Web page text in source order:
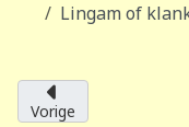
Lingam of
Vorige